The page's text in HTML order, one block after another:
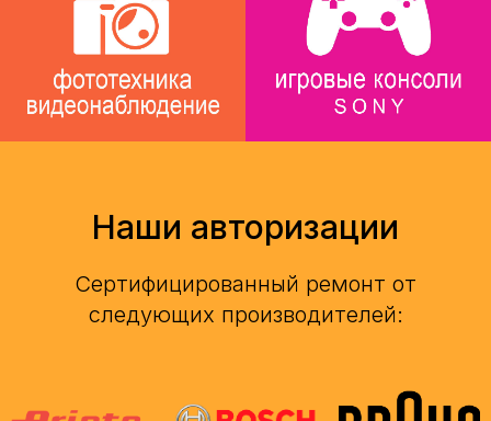
Наши авторизации
Сертифицированный ремонт от
следующих производителей: